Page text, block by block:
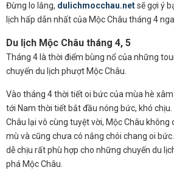
Đừng lo lắng, dulichmocchau.netsẽ gợi ý
lịch hấp dẫn nhất của Mộc Châu tháng 4
Du lịch Mộc Châu tháng 4, 5
Tháng 4 là thời điểm bùng nổ của những
chuyến du lịch phượt Mộc Châu.
Vào tháng 4 thời tiết oi bức của mùa hè
tới Nam thời tiết bắt đầu nóng bức, khó
Châu lại vô cùng tuyệt vời, Mộc Châu không
mù và cũng chưa có nắng chói chang oi
dễ chịu rất phù hợp cho những chuyến du
phá Mộc Châu.